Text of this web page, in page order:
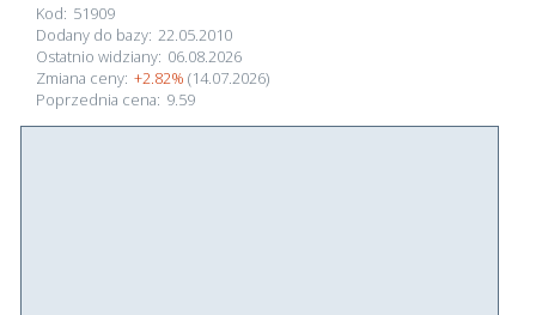
Kod: 51909
Dodany do bazy: 22.05.2010
Ostatnio widziany: 06.08.2026
Zmiana ceny: +2.82% (14.07.2026)
Poprzednia cena: 9.59